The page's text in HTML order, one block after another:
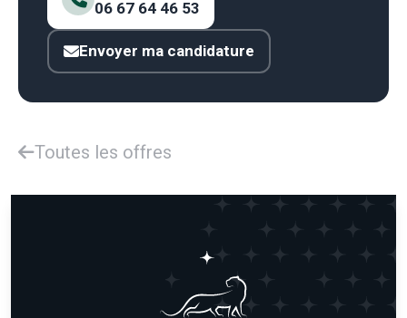
06 67 64 46 53
Envoyer ma candidature
Toutes les offres